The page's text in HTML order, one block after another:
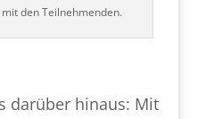
den Teilnehmenden.
darüber hinaus: Mit